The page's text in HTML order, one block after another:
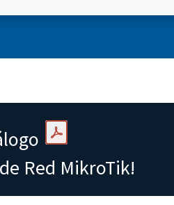
Red MikroTik!